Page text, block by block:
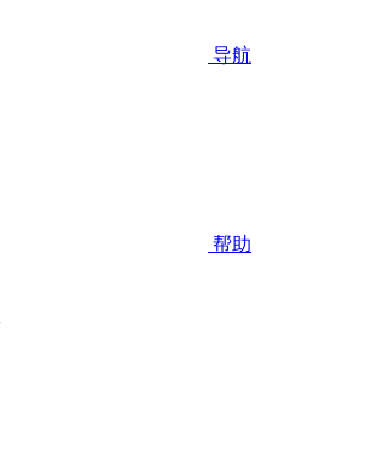
导航
帮助